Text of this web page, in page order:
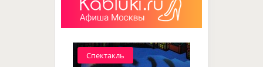
Спектакль